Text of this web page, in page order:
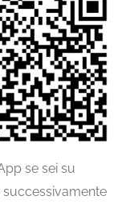
se sei su
successivamente